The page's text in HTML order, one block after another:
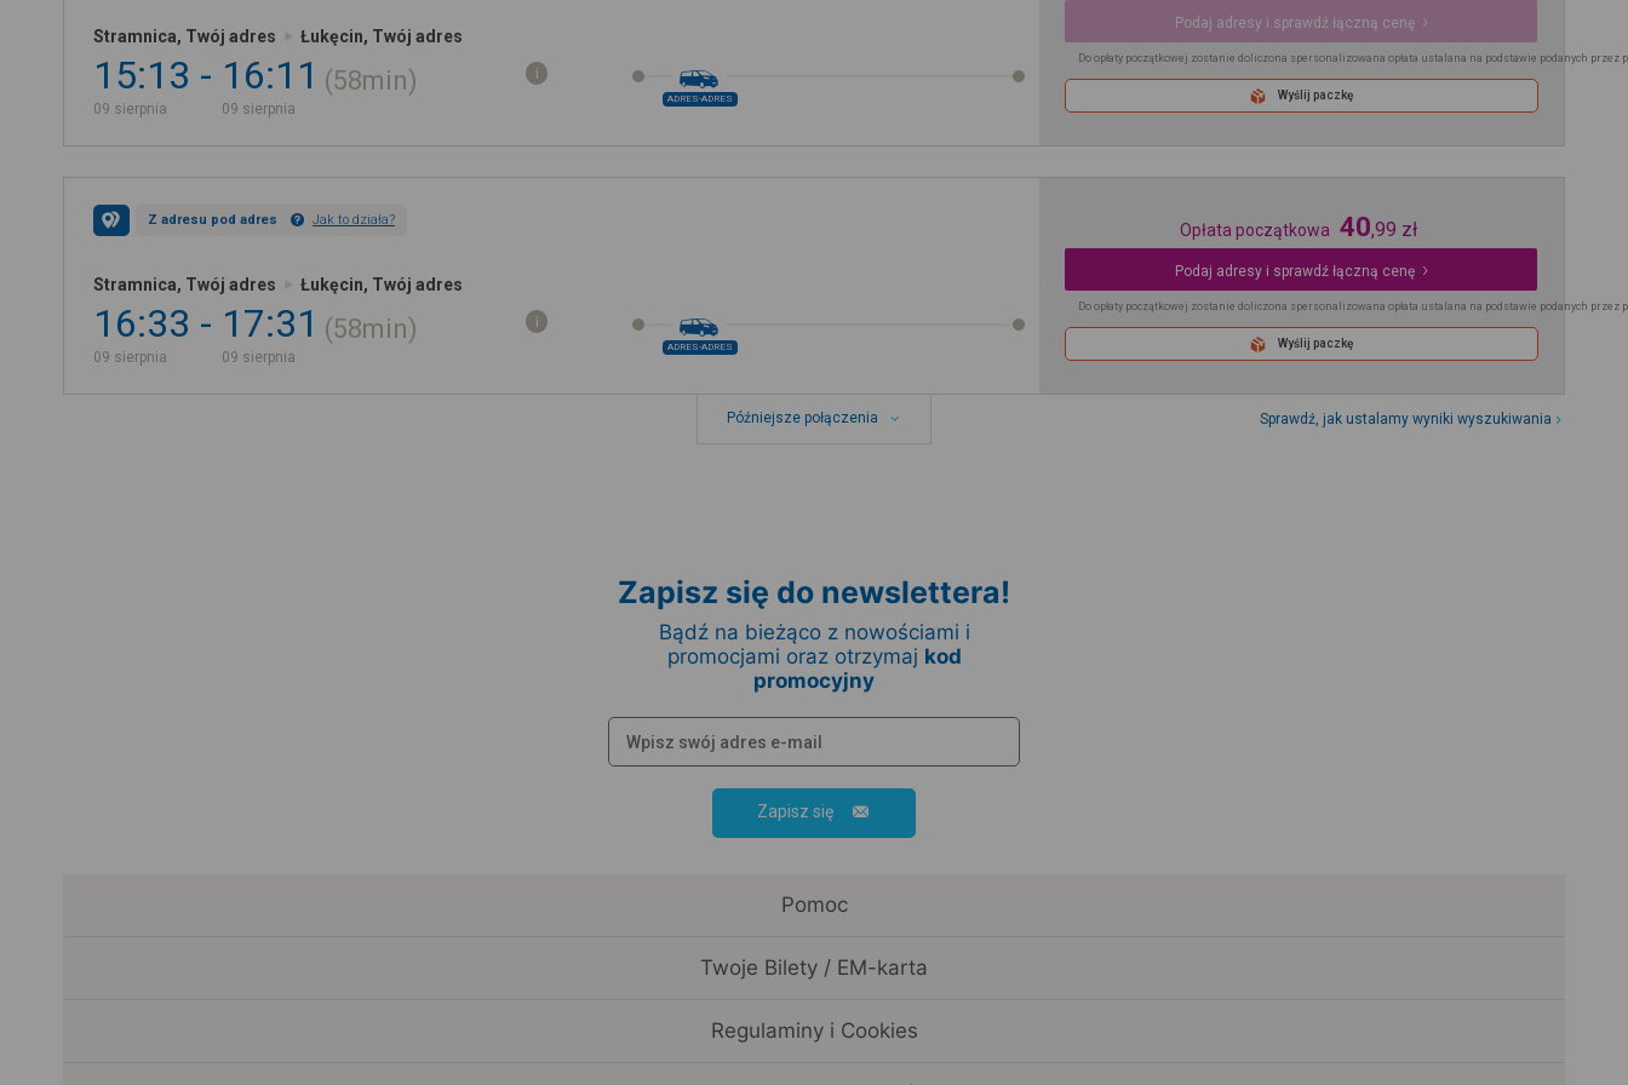
Stramnica, Twój adres Łukęcin, Twój adres
15:13
09 sierpnia
16:11
09 sierpnia
58min
ADRES-ADRES
Podaj adresy i sprawdź łączną cenę
Do opłaty początkowej zostanie doliczona spersonalizowana opłata ustalana na podstawie podanych przez
Wyślij paczkę
Z adresu pod adres Jak to działa?
Stramnica, Twój adres Łukęcin, Twój adres
16:33
09 sierpnia
17:31
09 sierpnia
58min
ADRES-ADRES
Opłata początkowa 40,99 zł
Podaj adresy i sprawdź łączną cenę
Do opłaty początkowej zostanie doliczona spersonalizowana opłata ustalana na podstawie podanych przez
Wyślij paczkę
Późniejsze połączenia Sprawdź, jak ustalamy wyniki wyszukiwania
Zapisz się do newslettera!
Bądź na bieżąco z nowościami i
promocjami oraz otrzymaj kod
promocyjny
Zapisz się
Pomoc
Twoje Bilety / EM-karta
Regulaminy i Cookies